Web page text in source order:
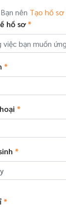
nên Tạo hồ sơ
hồ sơ*
*
*
*
*